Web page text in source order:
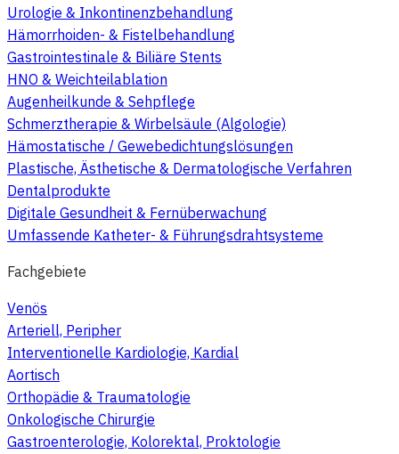
Urologie & Inkontinenzbehandlung
Hämorrhoiden- & Fistelbehandlung
Gastrointestinale & Biliäre Stents
HNO & Weichteilablation
Augenheilkunde & Sehpflege
Schmerztherapie & Wirbelsäule (Algologie)
Hämostatische / Gewebedichtungslösungen
Plastische, Ästhetische & Dermatologische Verfahren
Dentalprodukte
Digitale Gesundheit & Fernüberwachung
Umfassende Katheter- & Führungsdrahtsysteme
Fachgebiete
Venös
Arteriell, Peripher
Interventionelle Kardiologie, Kardial
Aortisch
Orthopädie & Traumatologie
Onkologische Chirurgie
Gastroenterologie, Kolorektal, Proktologie